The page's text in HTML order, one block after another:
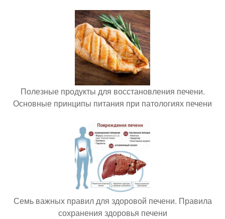
Полезные продукты для восстановления печени.
Основные принципы питания при патологиях печени
Семь важных правил для здоровой печени. Правила
сохранения здоровья печени